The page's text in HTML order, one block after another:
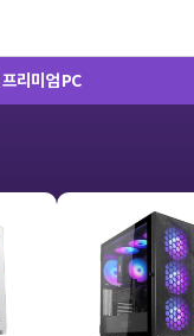
프리미엄 PC